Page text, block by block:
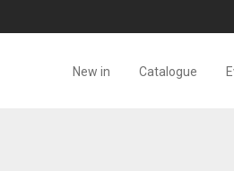
New in Catalogue